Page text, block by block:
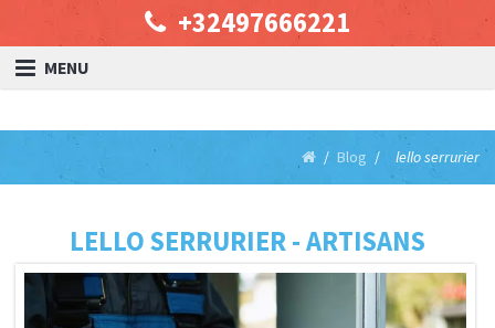
+32497666221
MENU
Blog lello serrurier
LELLO SERRURIER - ARTISANS